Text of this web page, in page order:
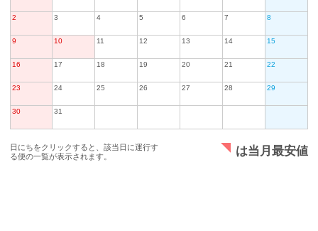
2 3 4 5 6 7 8
9 10 11 12 13 14 15
16 17 18 19 20 21 22
23 24 25 26 27 28 29
30 31
日にちをクリックすると、該当日に運行す
る便の一覧が表示されます。
は当月最安値